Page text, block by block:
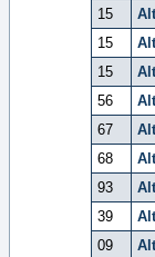
15
15
15
56
67
68
93
39
09